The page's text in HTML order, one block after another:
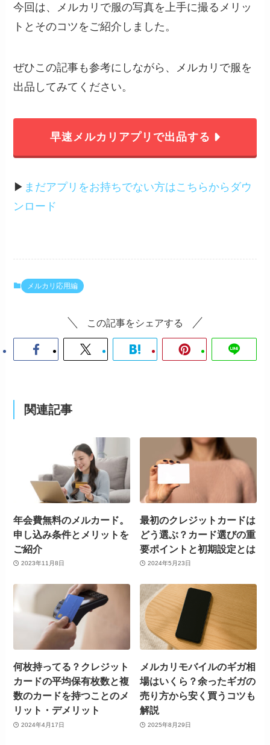
今回は、メルカリで服の写真を上手に撮るメリッ
トとそのコツをご紹介しました。
ぜひこの記事も参考にしながら、メルカリで服を
出品してみてください。
早速メルカリアプリで出品する
▶︎ まだアプリをお持ちでない方はこちらからダウ
ンロード
メルカリ応用編
この記事をシェアする
関連記事
年会費無料のメルカード。
申し込み条件とメリットを
ご紹介
2023年11月8日
最初のクレジットカードは
どう選ぶ？カード選びの重
要ポイントと初期設定とは
2024年5月23日
何枚持ってる？クレジット
カードの平均保有枚数と複
数のカードを持つことのメ
リット・デメリット
2024年4月17日
メルカリモバイルのギガ相
場はいくら？余ったギガの
売り方から安く買うコツも
解説
2025年8月29日